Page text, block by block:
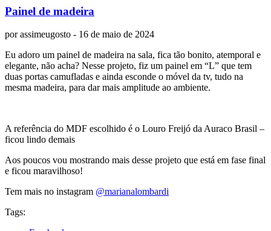
Painel de madeira
porassimeugosto - 16 de maio de 2024
Eu adoro um painel de madeira na sala, fica tão bonito, atemporal e
elegante, não acha? Nesse projeto, fiz um painel em “L” que tem
duas portas camufladas e ainda esconde o móvel da tv, tudo na
mesma madeira, para dar mais amplitude ao ambiente.
A referência do MDF escolhido é o Louro Freijó da Auraco Brasil –
ficou lindo demais
Aos poucos vou mostrando mais desse projeto que está em fase final
e ficou maravilhoso!
Tem mais no instagram @marianalombardi
Tags: